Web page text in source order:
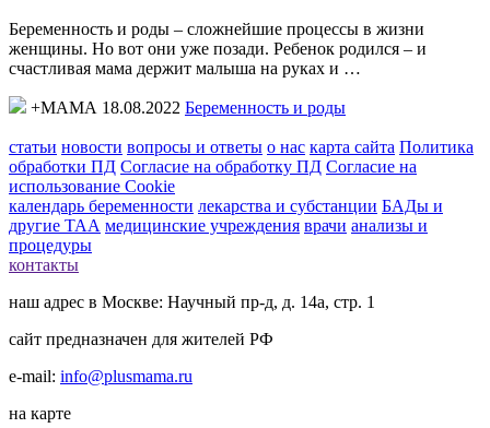
Беременность и роды – сложнейшие процессы в жизни
женщины. Но вот они уже позади. Ребенок родился – и
счастливая мама держит малыша на руках и …
+МАМА 18.08.2022 Беременность и роды
статьи новости вопросы и ответы о нас карта сайта Политика
обработки ПД Согласие на обработку ПД Согласие на
использование Cookie
календарь беременности лекарства и субстанции БАДы и
другие ТАА медицинские учреждения врачи анализы и
процедуры
контакты
наш адрес в Москве: Научный пр-д, д. 14а, стр. 1
сайт предназначен для жителей РФ
e-mail: info@plusmama.ru
на карте